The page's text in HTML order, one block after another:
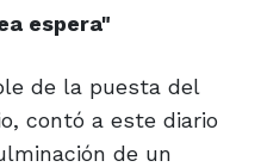
espera"
de la puesta del
contó a este diario
de un